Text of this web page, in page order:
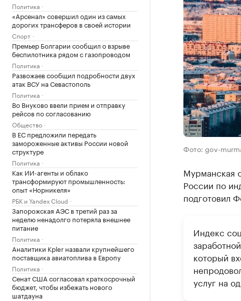
Политика
«Арсенал» совершил один из самых
дорогих трансферов в своей истории
Спорт
Премьер Болгарии сообщил о взрыве
беспилотника рядом с газопроводом
Политика
Развожаев сообщил подробности двух
атак ВСУ на Севастополь
Политика
Во Внуково ввели прием и отправку
рейсов по согласованию
Общество
В ЕС предложили передать
замороженные активы России новой
структуре
Политика
Как ИИ-агенты и облако
трансформируют промышленность:
опыт «Норникеля»
РБК и Yandex Cloud
Запорожская АЭС в третий раз за
неделю ненадолго потеряла внешнее
питание
Политика
Аналитики Kpler назвали крупнейшего
поставщика авиатоплива в Европу
Политика
Сенат США согласовал краткосрочный
бюджет, чтобы избежать нового
шатдауна
Фото: gov-
Мурманская
России по
подготовил
Индекс
который
услуг на